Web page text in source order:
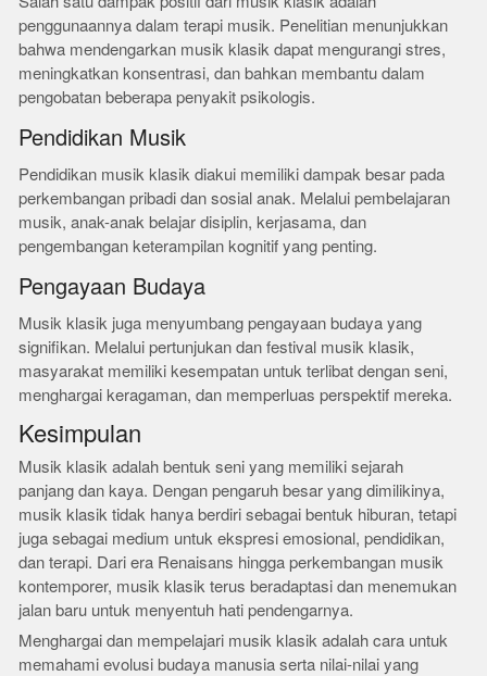
penggunaannya dalam terapi musik. Penelitian menunjukkan
bahwa mendengarkan musik klasik dapat mengurangi stres,
meningkatkan konsentrasi, dan bahkan membantu dalam
pengobatan beberapa penyakit psikologis.
Pendidikan Musik
Pendidikan musik klasik diakui memiliki dampak besar pada
perkembangan pribadi dan sosial anak. Melalui pembelajaran
musik, anak-anak belajar disiplin, kerjasama, dan
pengembangan keterampilan kognitif yang penting.
Pengayaan Budaya
Musik klasik juga menyumbang pengayaan budaya yang
signifikan. Melalui pertunjukan dan festival musik klasik,
masyarakat memiliki kesempatan untuk terlibat dengan seni,
menghargai keragaman, dan memperluas perspektif mereka.
Kesimpulan
Musik klasik adalah bentuk seni yang memiliki sejarah
panjang dan kaya. Dengan pengaruh besar yang dimilikinya,
musik klasik tidak hanya berdiri sebagai bentuk hiburan, tetapi
juga sebagai medium untuk ekspresi emosional, pendidikan,
dan terapi. Dari era Renaisans hingga perkembangan musik
kontemporer, musik klasik terus beradaptasi dan menemukan
jalan baru untuk menyentuh hati pendengarnya.
Menghargai dan mempelajari musik klasik adalah cara untuk
memahami evolusi budaya manusia serta nilai-nilai yang